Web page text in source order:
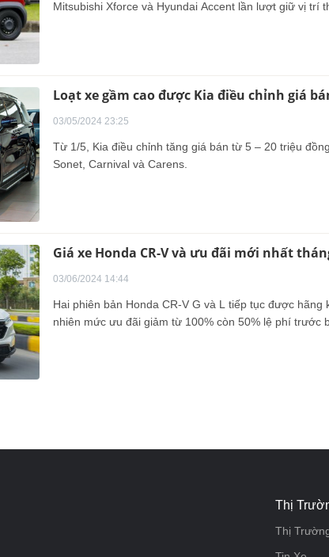
Mitsubishi Xforce và Hyundai Accent lần lượt giữ vị trí
Loạt xe gầm cao được Kia điều chỉnh giá
03/05/2024 23:25
Từ 1/5, Kia điều chỉnh tăng giá bán từ 5 – 20 triệu
Sonet, Carnival và Carens.
Giá xe Honda CR-V và ưu đãi mới nhất
03/06/2024 14:44
Hai phiên bản Honda CR-V G và L tiếp tục được hãng
nhiên mức ưu đãi giảm từ 100% còn 50% lệ phí trước
Thị
Thị